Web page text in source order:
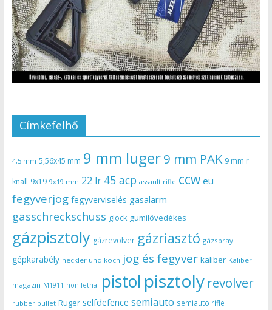
Címkefelhő
4,5 mm 5,56x45 mm 9 mm luger9 mm PAK 9 mm r
knall 9x19 9x19 mm 22 lr 45 acp assault rifle ccw eu
fegyverjog fegyverviselés gasalarm
gasschreckschuss glock gumilövedékes
gázpisztoly gázrevolver gázriasztó gázspray
gépkarabély heckler und koch jog és fegyver kaliber Kaliber
magazin M1911 non lethal pistol pisztoly revolver
rubber bullet Ruger selfdefence semiauto semiauto rifle